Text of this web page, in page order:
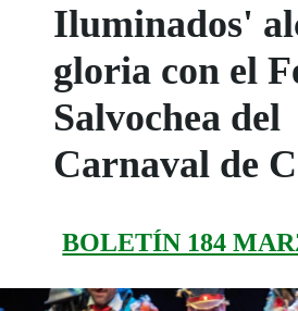
Iluminados'
gloria con el
Salvochea del
Carnaval de
BOLETÍN 184